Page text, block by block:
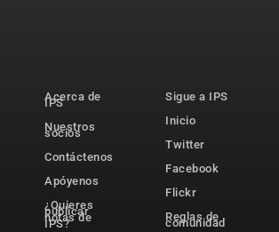
Acerca de
IPS
Nuestros
socios
Contáctenos
Apóyenos
¿Quieres
publicar
notas de
IPS?
Sigue a IPS
Inicio
Twitter
Facebook
Flickr
Reglas de
comunidad